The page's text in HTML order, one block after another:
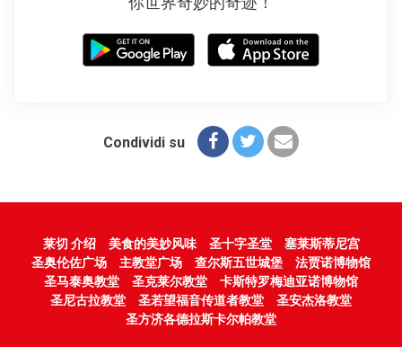
Condividi su
莱切 介绍 美食的美妙风味 圣十字圣堂
塞莱斯蒂尼宫
圣奥伦佐广场
主教堂广场 查尔斯五世城堡
法贾诺博物馆
圣马泰奥教堂
圣克莱尔教堂
卡斯特罗梅迪亚诺博物馆
圣尼古拉教堂
圣若望福音传道者教堂
圣安杰洛教堂
圣方济各德拉斯卡尔帕教堂